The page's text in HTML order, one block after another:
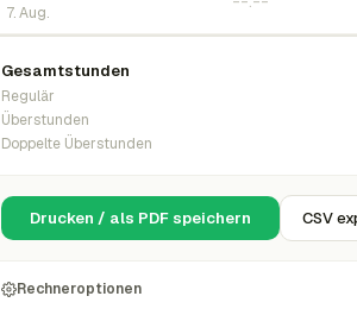
7. Aug.
Gesamtstunden
Regulär
Überstunden
Doppelte Überstunden
Drucken / als PDF speichern CSV
Rechneroptionen